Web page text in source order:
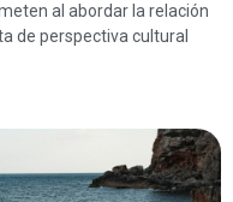
al abordar la relación
de perspectiva cultural